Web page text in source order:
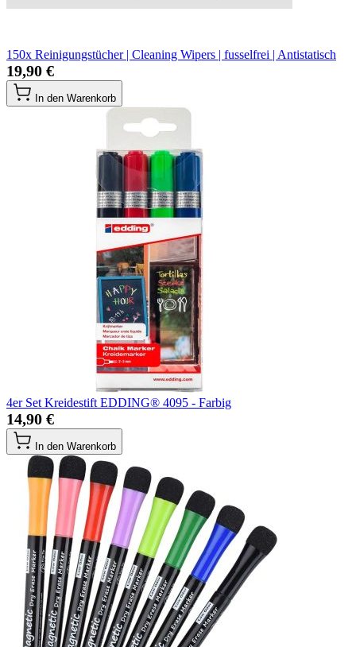
150x Reinigungstücher | Cleaning Wipers | fusselfrei | Antistatisch
19,90 €
In den Warenkorb
4er Set Kreidestift EDDING® 4095 - Farbig
14,90 €
In den Warenkorb